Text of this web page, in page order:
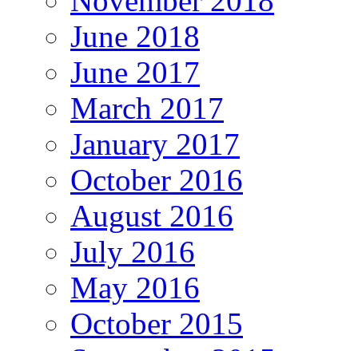
June 2018
June 2017
March 2017
January 2017
October 2016
August 2016
July 2016
May 2016
October 2015